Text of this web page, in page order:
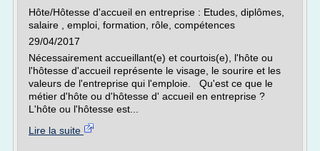
Hôte/Hôtesse d'accueil en entreprise : Etudes, diplômes,
salaire , emploi, formation, rôle, compétences
29/04/2017
Nécessairement accueillant(e) et courtois(e), l'hôte ou
l'hôtesse d'accueil représente le visage, le sourire et les
valeurs de l'entreprise qui l'emploie. Qu'est ce que le
métier d'hôte ou d'hôtesse d' accueil en entreprise ?
L'hôte ou l'hôtesse est...
Lire la suite